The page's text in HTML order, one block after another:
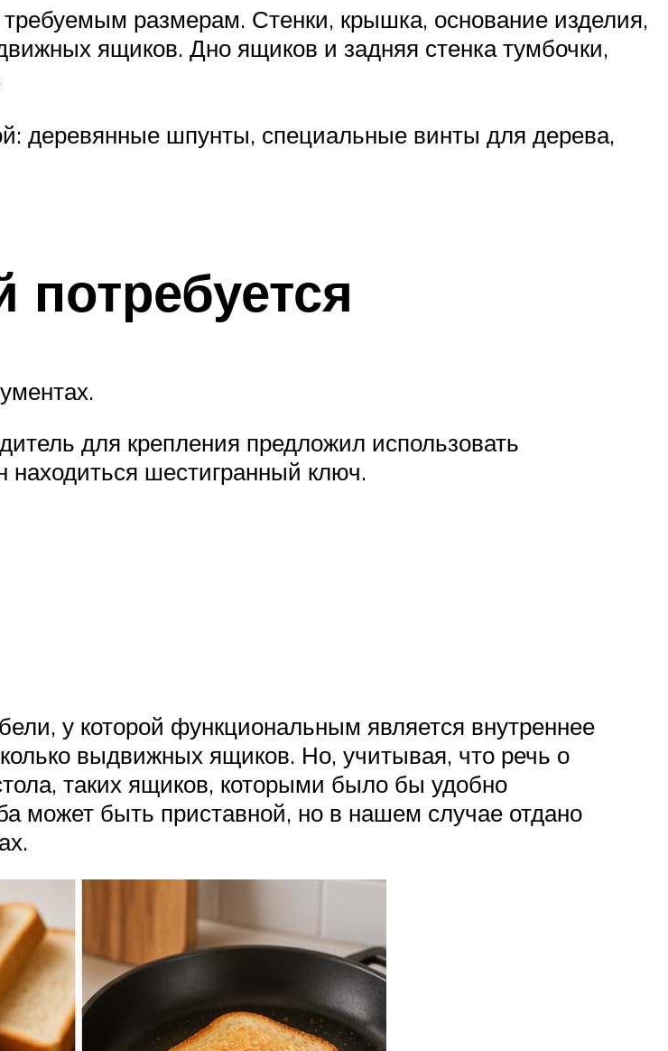
размерам. Стенки, крышка, основание изделия,
ящиков. Дно ящиков и задняя стенка тумбочки,
деревянные шпунты, специальные винты для дерева,
для крепления предложил использовать
находиться шестигранный ключ.
у которой функциональным является внутреннее
выдвижных ящиков. Но, учитывая, что речь о
таких ящиков, которыми было бы удобно
может быть приставной, но в нашем случае отдано